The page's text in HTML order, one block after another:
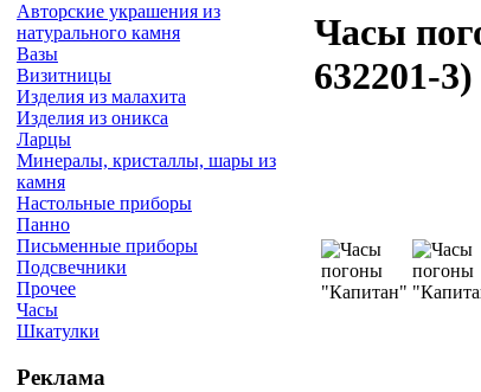
Авторские украшения из
натурального камня
Вазы
Визитницы
Изделия из малахита
Изделия из оникса
Ларцы
Минералы, кристаллы, шары из
камня
Настольные приборы
Панно
Письменные приборы
Подсвечники
Прочее
Часы
Шкатулки
Реклама
Часы
632201-3)